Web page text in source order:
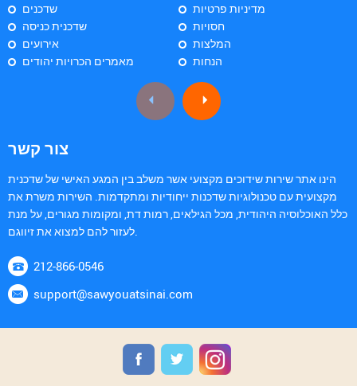
שדכנים
שדכנית כניסה
אירועים
מאמרים הכרויות יהודים
מדיניות פרטיות
חסויות
המלצות
הנחות
צור קשר
הינו אתר שירות שידוכים מקצועי אשר משלב בין המגע האישי של שדכנית
מקצועית עם טכנולוגיות שדכנות ייחודיות ומתקדמות. השירות משרת את
כלל האוכלוסיה היהודית, מכל הגילאים, רמות דת, ומקומות מגורים, על מנת
לעזור להם למצוא את זיווגם.
212-866-0546
support@sawyouatsinai.com